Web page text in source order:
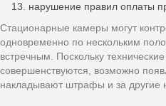
нарушение правил оплаты
Стационарные камеры могут
одновременно по нескольким
встречным. Поскольку
совершенствуются, возможно
накладывают штрафы и за другие